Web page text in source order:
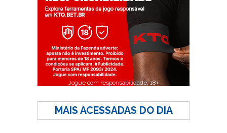
Jogue com responsabilidade. 18+
MAIS ACESSADAS DO DIA